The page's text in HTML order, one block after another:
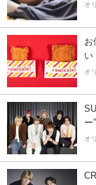
オ
お
い
オ
ー”
オ